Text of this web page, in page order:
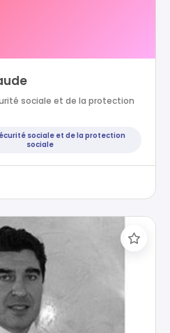
sociale et de la protection
sociale et de la protection
sociale